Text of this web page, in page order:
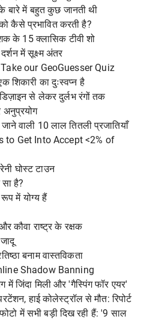
के बारे में बहुत कुछ जानती थी
कैसे प्रभावित करती है?
के 15 क्लासिक टीवी शो
में सूक्ष्म अंतर
our GeoGuesser Quiz
शिकारी का दुःस्वप्न है
से लेकर दुर्लभ रंगों तक
अनुप्रयोग
वाली 10 लाल तितली प्रजातियाँ
to Get Into Accept <2% of
घोस्ट टाउन
है?
में योग्य हैं
कौवा राष्ट्र के रक्षक
बनाम वास्तविकता
Shadow Banning
में जिंदा मिली और 'गैस्पिंग फॉर एयर'
हाई कोलेस्ट्रॉल से मौत: रिपोर्ट
में सभी बड़ी दिख रही हैं: '9 साल